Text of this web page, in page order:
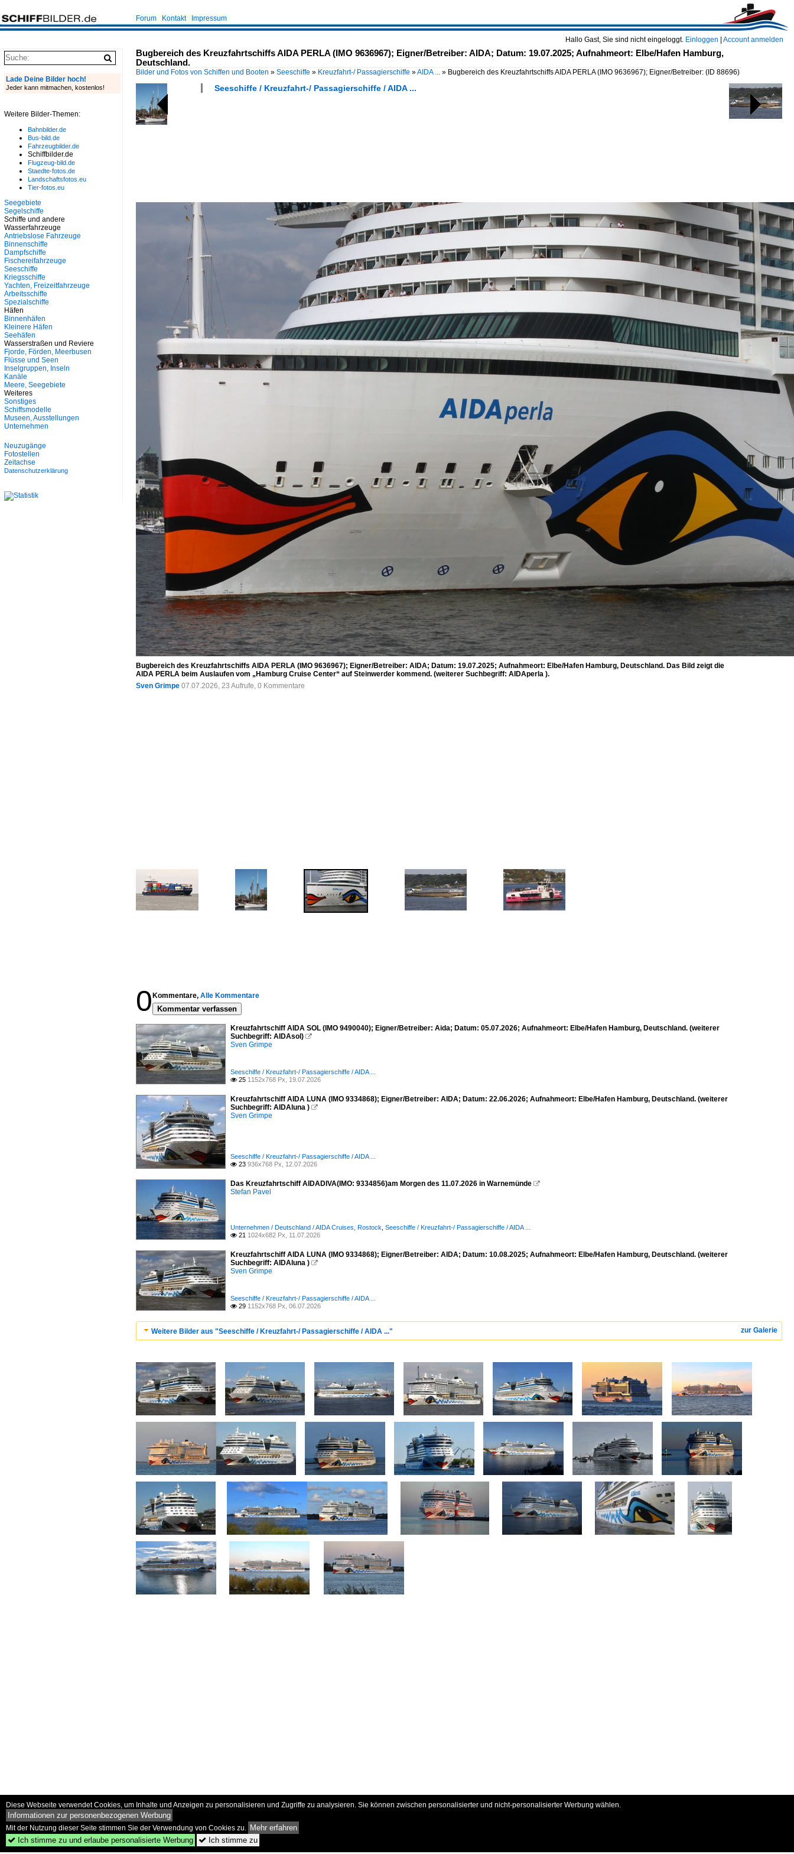
Hallo Gast, Sie sind nicht eingeloggt. Einloggen Account anmelden
Forum Kontakt Impressum
Bugbereich des Kreuzfahrtschiffs AIDA PERLA (IMO 9636967); Eigner/Betreiber: AIDA; Datum: 19.07.2025; Aufnahmeort: Elbe/Hafen Hamburg,
Deutschland.
Bilder und Fotos von Schiffen und Booten » Seeschiffe » Kreuzfahrt-/ Passagierschiffe »AIDA ... » Bugbereich des Kreuzfahrtschiffs AIDA PERLA (IMO 9636967); Eigner/Betreiber: (ID 88696)
Seeschiffe / Kreuzfahrt-/ Passagierschiffe / AIDA ...
Bugbereich des Kreuzfahrtschiffs AIDA PERLA (IMO 9636967); Eigner/Betreiber: AIDA; Datum: 19.07.2025; Aufnahmeort: Elbe/Hafen Hamburg, Deutschland. Das Bild zeigt die
AIDA PERLA beim Auslaufen vom „Hamburg Cruise Center“ auf Steinwerder kommend. (weiterer Suchbegriff: AIDAperla ).
Sven Grimpe 07.07.2026, 23 Aufrufe, 0 Kommentare
0 Kommentare, Alle Kommentare
Kommentar verfassen
Kreuzfahrtschiff AIDA SOL (IMO 9490040); Eigner/Betreiber: Aida; Datum: 05.07.2026; Aufnahmeort: Elbe/Hafen Hamburg, Deutschland. (weiterer
Suchbegriff: AIDAsol) 
Sven Grimpe
Seeschiffe / Kreuzfahrt-/ Passagierschiffe / AIDA ...
 25 1152x768 Px, 19.07.2026
Kreuzfahrtschiff AIDA LUNA (IMO 9334868); Eigner/Betreiber: AIDA; Datum: 22.06.2026; Aufnahmeort: Elbe/Hafen Hamburg, Deutschland. (weiterer
Suchbegriff: AIDAluna ) 
Sven Grimpe
Seeschiffe / Kreuzfahrt-/ Passagierschiffe / AIDA ...
 23 936x768 Px, 12.07.2026
Das Kreuzfahrtschiff AIDADIVA(IMO: 9334856)am Morgen des 11.07.2026 in Warnemünde 
Stefan Pavel
Unternehmen / Deutschland / AIDA Cruises, Rostock Seeschiffe / Kreuzfahrt-/ Passagierschiffe / AIDA ...
 21 1024x682 Px, 11.07.2026
Kreuzfahrtschiff AIDA LUNA (IMO 9334868); Eigner/Betreiber: AIDA; Datum: 10.08.2025; Aufnahmeort: Elbe/Hafen Hamburg, Deutschland. (weiterer
Suchbegriff: AIDAluna ) 
Sven Grimpe
Seeschiffe / Kreuzfahrt-/ Passagierschiffe / AIDA ...
 29 1152x768 Px, 06.07.2026
zur Galerie
Weitere Bilder aus "Seeschiffe / Kreuzfahrt-/ Passagierschiffe / AIDA ..."
Lade Deine Bilder hoch!
Jeder kann mitmachen, kostenlos!
Weitere Bilder-Themen:
Bahnbilder.de
Bus-bild.de
Fahrzeugbilder.de
Schiffbilder.de
Flugzeug-bild.de
Staedte-fotos.de
Landschaftsfotos.eu
Tier-fotos.eu
Seegebiete
Segelschiffe
Schiffe und andere
Wasserfahrzeuge
Antriebslose Fahrzeuge
Binnenschiffe
Dampfschiffe
Fischereifahrzeuge
Seeschiffe
Kriegsschiffe
Yachten, Freizeitfahrzeuge
Arbeitsschiffe
Spezialschiffe
Häfen
Binnenhäfen
Kleinere Häfen
Seehäfen
Wasserstraßen und Reviere
Fjorde, Förden, Meerbusen
Flüsse und Seen
Inselgruppen, Inseln
Kanäle
Meere, Seegebiete
Weiteres
Sonstiges
Schiffsmodelle
Museen, Ausstellungen
Unternehmen
Neuzugänge
Fotostellen
Zeitachse
Datenschutzerklärung
Diese Webseite verwendet Cookies, um Inhalte und Anzeigen zu personalisieren und Zugriffe zu analysieren. Sie können zwischen personalisierter und nicht-personalisierter Werbung wählen.
Informationen zur personenbezogenen Werbung
Mit der Nutzung dieser Seite stimmen Sie der Verwendung von Cookies zu. Mehr erfahren
 Ich stimme zu und erlaube personalisierte Werbung  Ich stimme zu